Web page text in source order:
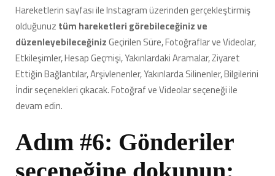
Hareketlerin sayfası ile Instagram üzerinden gerçekleştirmiş
olduğunuztüm hareketleri görebileceğiniz ve
düzenleyebileceğinizGeçirilen Süre, Fotoğraflar ve Videolar,
Etkileşimler, Hesap Geçmişi, Yakınlardaki Aramalar, Ziyaret
Ettiğin Bağlantılar, Arşivlenenler, Yakınlarda Silinenler, Bilgilerini
İndir seçenekleri çıkacak. Fotoğraf ve Videolar seçeneği ile
devam edin.
Adım #6: Gönderiler